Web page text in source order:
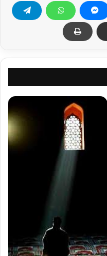
گفته شود، زیرا پدران و
مباش. اما جوانان از دستشان
با ما رفتار می کنند، چرا دنیا
متأسفانه گمراهی از همین جا
همواره امور دست نیافتنی را